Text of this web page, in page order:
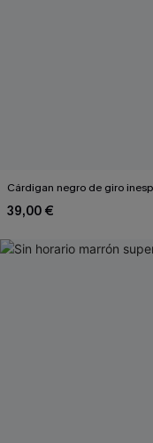
Cárdigan negro de giro
39,00 €